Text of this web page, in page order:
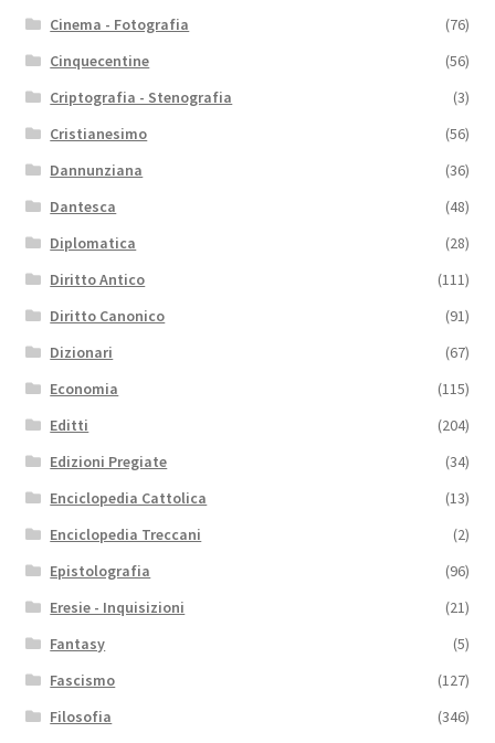
Cinema - Fotografia
(76)
Cinquecentine
(56)
Criptografia - Stenografia
(3)
Cristianesimo
(56)
Dannunziana
(36)
Dantesca
(48)
Diplomatica
(28)
Diritto Antico
(111)
Diritto Canonico
(91)
Dizionari
(67)
Economia
(115)
Editti
(204)
Edizioni Pregiate
(34)
Enciclopedia Cattolica
(13)
Enciclopedia Treccani
(2)
Epistolografia
(96)
Eresie - Inquisizioni
(21)
Fantasy
(5)
Fascismo
(127)
Filosofia
(346)